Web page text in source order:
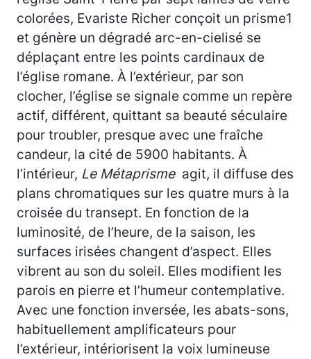
colorées, Evariste Richer conçoit un prisme1
et génère un dégradé arc-en-cielisé se
déplaçant entre les points cardinaux de
l’église romane. À l’extérieur, par son
clocher, l’église se signale comme un repère
actif, différent, quittant sa beauté séculaire
pour troubler, presque avec une fraîche
candeur, la cité de 5900 habitants. À
l’intérieur, Le Métaprismeagit, il diffuse des
plans chromatiques sur les quatre murs à la
croisée du transept. En fonction de la
luminosité, de l’heure, de la saison, les
surfaces irisées changent d’aspect. Elles
vibrent au son du soleil. Elles modifient les
parois en pierre et l’humeur contemplative.
Avec une fonction inversée, les abats-sons,
habituellement amplificateurs pour
l’extérieur, intériorisent la voix lumineuse